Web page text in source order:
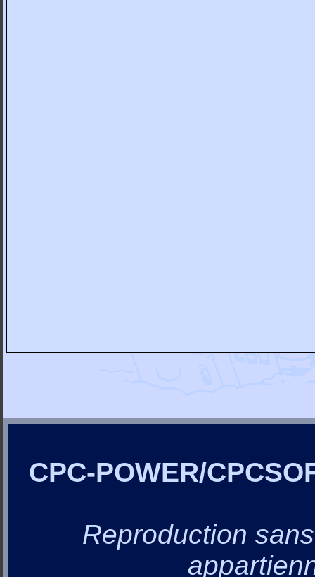
CPC-POWER/
Reproduction